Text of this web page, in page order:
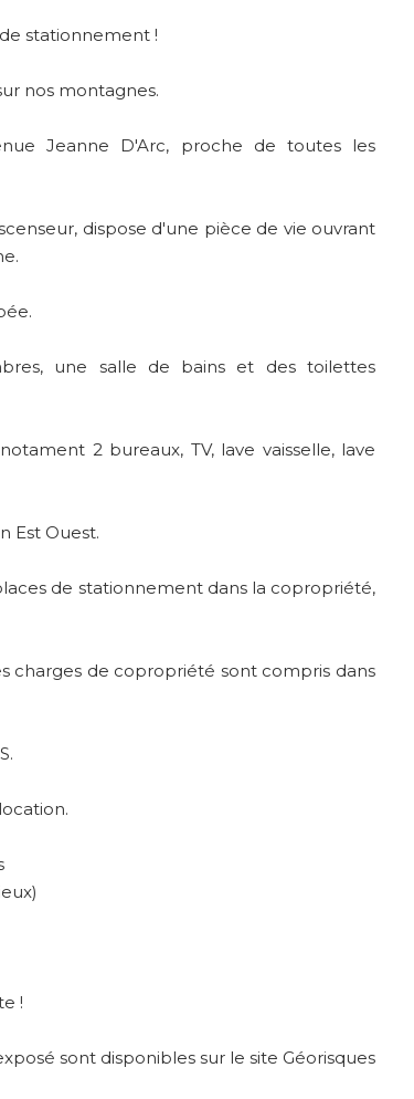
stationnement !
nos montagnes.
Jeanne D'Arc, proche de toutes les
dispose d'une pièce de vie ouvrant
une salle de bains et des toilettes
2 bureaux, TV, lave vaisselle, lave
Est Ouest.
de stationnement dans la copropriété,
charges de copropriété sont compris dans
!
sont disponibles sur le site Géorisques